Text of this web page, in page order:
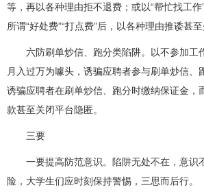
等，再以各种理由拒不退费；或以“帮忙找工
所谓“好处费”“打点费”后，以各种理由推诿甚至
六防刷单炒信、跑分类陷阱。以不参加工
月入过万为噱头，诱骗应聘者参与刷单炒信、
诱骗应聘者在刷单炒信、跑分时缴纳保证金，
款甚至关闭平台隐匿。
三要
一要提高防范意识。陷阱无处不在，意识
险，大学生们应时刻保持警惕，三思而后行。